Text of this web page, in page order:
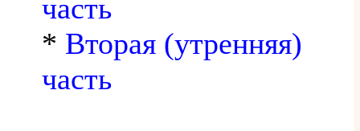
часть
* Вторая (утренняя)
часть